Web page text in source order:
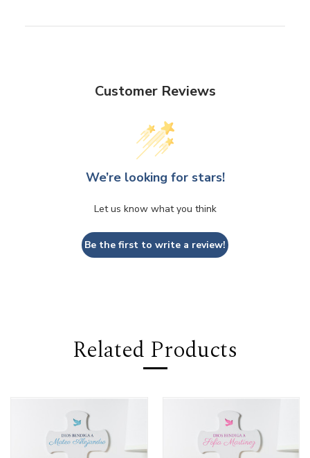
Customer Reviews
We’re looking for stars!
Let us know what you think
Be the first to write a review!
Related Products